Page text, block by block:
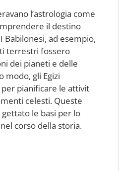
l’astrologia come
il destino
Babilonesi, ad esempio,
terrestri fossero
dei pianeti e delle
modo, gli Egizi
per pianificare le attivit
celesti. Queste
le basi per lo
corso della storia.